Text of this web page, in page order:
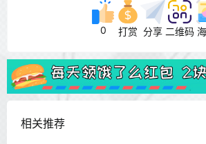
0 打赏 分享 二维码
相关推荐